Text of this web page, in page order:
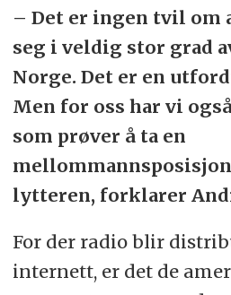
– Det er ingen tvil om
seg i veldig stor grad
Norge. Det er en
Men for oss har vi
som prøver å ta en
lytteren, forklarer
For der radio blir
internett, er det de